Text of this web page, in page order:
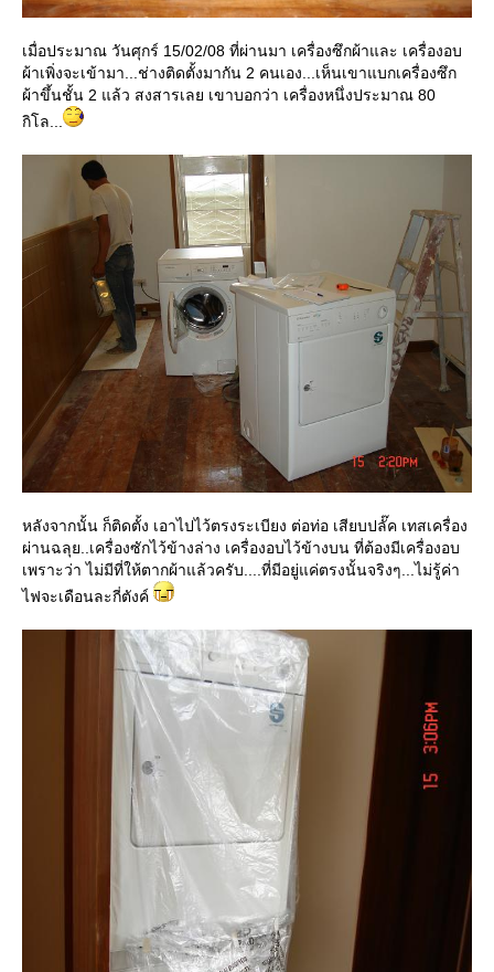
เมื่อประมาณ วันศุกร์ 15/02/08 ที่ผ่านมา เครื่องซึกผ้าและ เครื่องอบ
ผ้าเพิ่งจะเข้ามา...ช่างติดตั้งมากัน 2 คนเอง...เห็นเขาแบกเครื่องซึก
ผ้าขึ้นชั้น 2 แล้ว สงสารเลย เขาบอกว่า เครื่องหนึ่งประมาณ 80
กิโล...
หลังจากนั้น ก็ติดตั้ง เอาไปไว้ตรงระเบียง ต่อท่อ เสียบปลั๊ค เทสเครื่อง
ผ่านฉลุย..เครื่องซักไว้ข้างล่าง เครื่องอบไว้ข้างบน ที่ต้องมีเครื่องอบ
เพราะว่า ไม่มีที่ให้ตากผ้าแล้วครับ....ที่มีอยู่แค่ตรงนั้นจริงๆ...ไม่รู้ค่า
ไฟจะเดือนละกี่ตังค์